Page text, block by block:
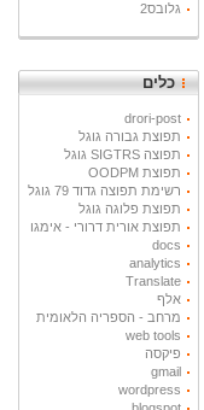
גלובס2
כלים
drori-post
תפוצת גבורה גוגל
תפוצה SIGTRS גוגל
תפוצת OODPM
רשימת תפוצה גדוד 79 גוגל
תפוצת פלוגה גוגל
תפוצת אורית דרורי - אימגו
docs
analytics
Translate
אלף
מרחב - הספריה הלאומית
web tools
פיקסה
gmail
wordpress